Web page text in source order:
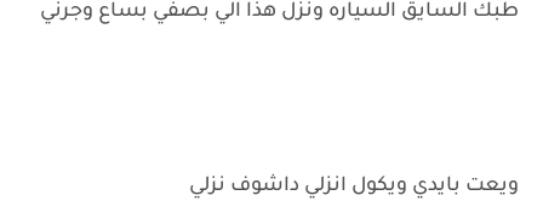
طبك السايق السياره ونزل هذا الي بصفي بساع وجرني
ويعت بايدي ويكول انزلي داشوف نزلي